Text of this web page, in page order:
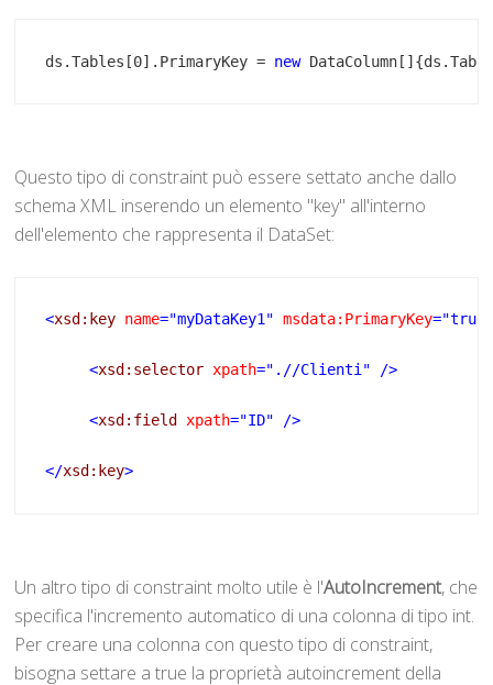
ds.Tables[0].PrimaryKey = new
Questo tipo di constraint può essere settato anche dallo
schema XML inserendo un elemento "key" all'interno
dell'elemento che rappresenta il DataSet:
<xsd:key name="myDataKey1" msdata:PrimaryKey
<xsd:selector xpath=".//Clienti" />
<xsd:field xpath="ID" />
</xsd:key>
Un altro tipo di constraint molto utile è l'AutoIncrement, che
specifica l'incremento automatico di una colonna di tipo int.
Per creare una colonna con questo tipo di constraint,
bisogna settare a true la proprietà autoincrement della